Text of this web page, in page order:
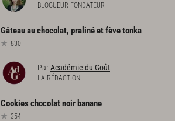
BLOGUEUR FONDATEUR
Gâteauauchocolat, pralinéetfèvetonka
830
ParAcadémie du Goût
LA RÉDACTION
Cookieschocolatnoir banane
354